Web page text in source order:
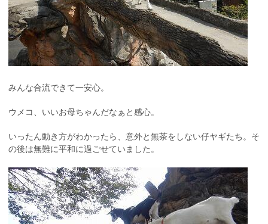
みんな合流できて一安心。
ウメコ、いいお母ちゃんだなぁと感心。
いったん動き方がわかったら、意外と無茶をしない仔ヤギたち。そ
の後は無難に平和に過ごせていました。